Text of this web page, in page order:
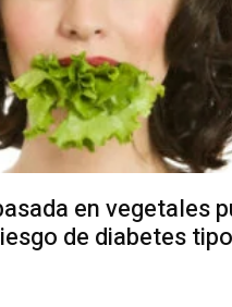
en vegetales
de diabetes